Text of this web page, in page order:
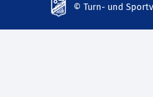
© Turn- und